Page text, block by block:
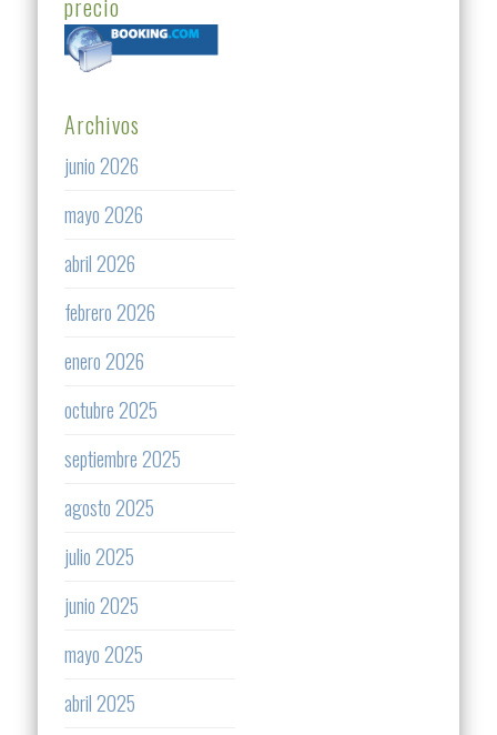
Archivos
junio 2026
mayo 2026
abril 2026
febrero 2026
enero 2026
octubre 2025
septiembre 2025
agosto 2025
julio 2025
junio 2025
mayo 2025
abril 2025